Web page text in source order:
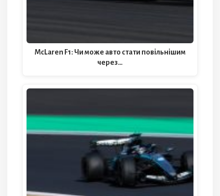
McLaren F1: Чи може авто стати повільнішим
через…